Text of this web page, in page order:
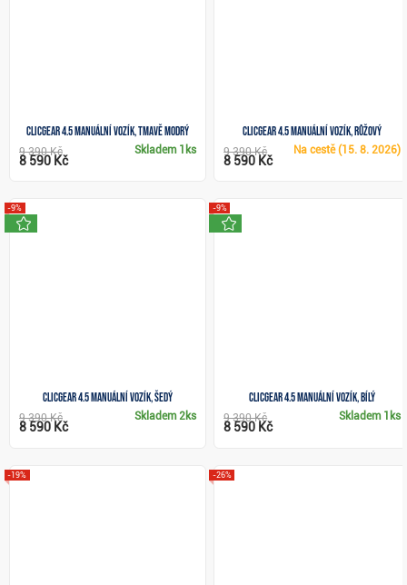
Clicgear 4.5 manuální vozík, tmavě modrý
Skladem 1ks
9 390 Kč
8 590 Kč
Clicgear 4.5 manuální vozík, růžový
Na cestě(15. 8. 2026)
9 390 Kč
8 590 Kč
Clicgear 4.5 manuální vozík, šedý
-9%
Skladem2ks
9 390 Kč
8 590 Kč
Clicgear 4.5 manuální vozík, bílý
-9%
Skladem 1ks
9 390 Kč
8 590 Kč
-19% -26%